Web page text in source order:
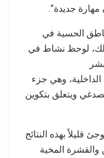
مهارة جديدة”.
الحسية في
لوحظ نشاط في
وهي جزء
ويتعلق بتكوين
قليلاً بهذه النتائج
والقشرة المخية